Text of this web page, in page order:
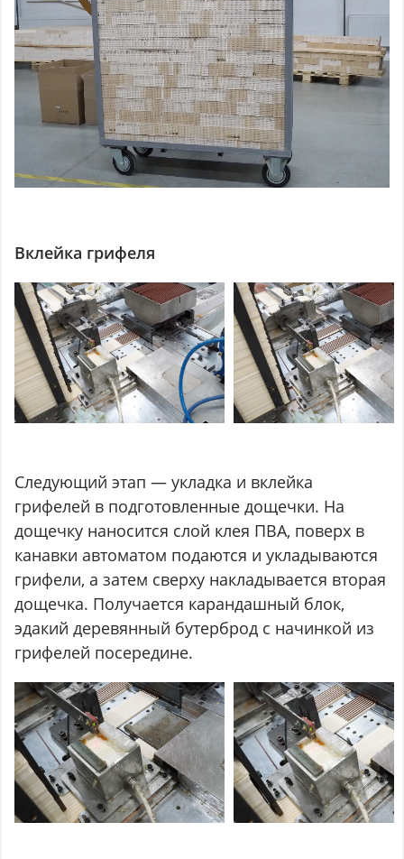
Вклейка грифеля
Следующий этап — укладка и вклейка
грифелей в подготовленные дощечки. На
дощечку наносится слой клея ПВА, поверх в
канавки автоматом подаются и укладываются
грифели, а затем сверху накладывается вторая
дощечка. Получается карандашный блок,
эдакий деревянный бутерброд с начинкой из
грифелей посередине.